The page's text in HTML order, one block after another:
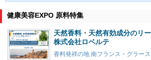
健康美容EXPO 原料特集
天然香料・天然有効成分のリ
株式会社ロベルテ
香料発祥の地 南フランス・グラー